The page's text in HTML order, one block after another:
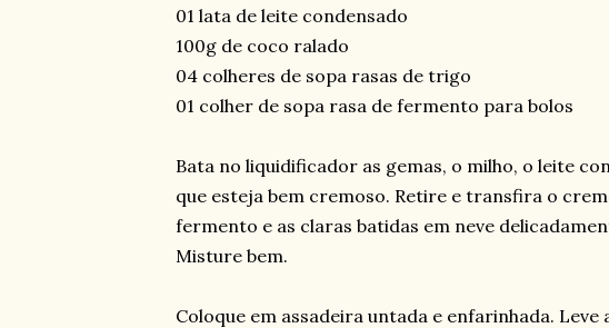
01 lata de leite condensado
100g de coco ralado
04 colheres de sopa rasas de trigo
01 colher de sopa rasa de fermento para bolos
Bata no liquidificador as gemas, o milho, o leite
que esteja bem cremoso. Retire e transfira o
fermento e as claras batidas em neve
Misture bem.
Coloque em assadeira untada e enfarinhada. Leve